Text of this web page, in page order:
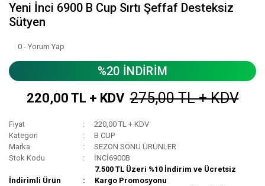
Yeni İnci 6900 B Cup Sırtı Şeffaf Desteksiz
Sütyen
0 - Yorum Yap
%20 İNDİRİM
220,00 TL + KDV 275,00 TL + KDV
Fiyat
220,00 TL + KDV
Kategori
B CUP
Marka
SEZON SONU ÜRÜNLER
Stok Kodu
İNCİ6900B
İndirimli Ürün
7.500 TL Üzeri %10 İndirim ve Ücretsiz
Kargo Promosyonu